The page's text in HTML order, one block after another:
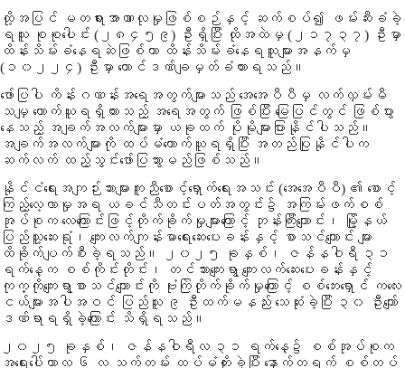
ထို့အပြင် မတရားအာဏာလုမှုဖြစ်စဉ်နှင့် ဆက်စပ်၍ ဖမ်းဆီးခံခဲ့
ရသူ စုစုပေါင်း (၂၈၄၅၉) ဦးရှိပြီး ထိုအထဲမှ (၂၁၇၃၇) ဦးမှာ
ထိန်းသိမ်းခံနေရဆဲဖြစ်ကာ ထိန်းသိမ်းခံနေရသူများအနက်မှ
(၁၀၂၂၄) ဦးမှာ ထောင်ဒဏ်ချမှတ်ခံထားရသည်။
ဖော်ပြပါ ကိန်းဂဏန်းအရေအတွက်များသည် အေအေပီပီမှ လက်လှမ်းမီ
သမျှ ကောက်ယူရရှိထားသည့် အရေအတွက် ဖြစ်ပြီး မြေပြင်တွင် ဖြစ်ပွား
နေသည့် အချက်အလက်များမှာ ယခုထက် ပိုမိုများပြားနိုင်ပါသည်။
အချက်အလက်များကို ထပ်မံကောက်ယူရရှိပြီး အတည်ပြုနိုင်ပါက
ဆက်လက် ထည့်သွင်းဖော်ပြသွားမည်ဖြစ်သည်။
နိုင်ငံရေးအကျဉ်းသားများကူညီစောင့်ရှောက်ရေးအသင်း (အေအေပီပီ) ၏ စောင့်
ကြည့်လေ့လာမှုအရ ယခင်သီတင်းပတ်အတွင်း၌ အကြမ်းဖက်စစ်
အုပ်စုက လေကြောင်းဖြင့်တိုက်ခိုက်မှုများကြောင့် ဘုန်းကြီးကျောင်း၊ မြို့နယ်
ပြည်သူ့ဆေးရုံ၊ ကျေးလက်ကျန်းမာရေးဆေးပေးခန်းနှင့် စာသင်ကျောင်း များ
ထိခိုက်ပျက်စီးခဲ့ရသည်။ ၂၀၂၅ ခုနှစ်၊ ဇန်နဝါရီ ၃၁
ရက်နေ့က စစ်ကိုင်းတိုင်း၊ တင်သားကျေးရွာ ကျေးလက်ဆေးပေးခန်းနှင့်
ကုက္ကိုကျေးရွာစာသင်ကျောင်းကို ဗုံးကြဲတိုက်ခိုက်မှုကြောင့် စစ်ဘေးရှောင် ကလေး
ငယ်များအပါအဝင် ပြည်သူ ၉ ဦးထက်မနည်း သေဆုံးခဲ့ပြီး ၃၀ ဦးကျော်
ဒဏ်ရာရရှိခဲ့ကြောင်း သိရှိရသည်။
၂၀၂၅ ခုနှစ်၊ ဇန်နဝါရီလ ၃၁ ရက်နေ့၌ စစ်အုပ်စုက
အရေးပေါ်ကာလ ၆ လ သက်တမ်း ထပ်မံတိုးခဲ့ပြီး နောက်တရက် စစ်တပ်